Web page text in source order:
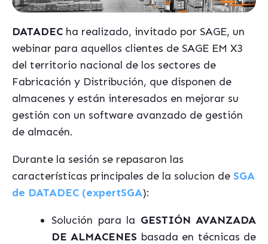
DATADEC ha realizado, invitado por SAGE, un
webinar para aquellos clientes de SAGE EM X3
del territorio nacional de los sectores de
Fabricación y Distribución, que disponen de
almacenes y están interesados en mejorar su
gestión con un software avanzado de gestión
de almacén.
Durante la sesión se repasaron las
características principales de la solucion de SGA
de DATADEC (expertSGA):
Solución para la GESTIÓN AVANZADA
DE ALMACENES basada en técnicas de